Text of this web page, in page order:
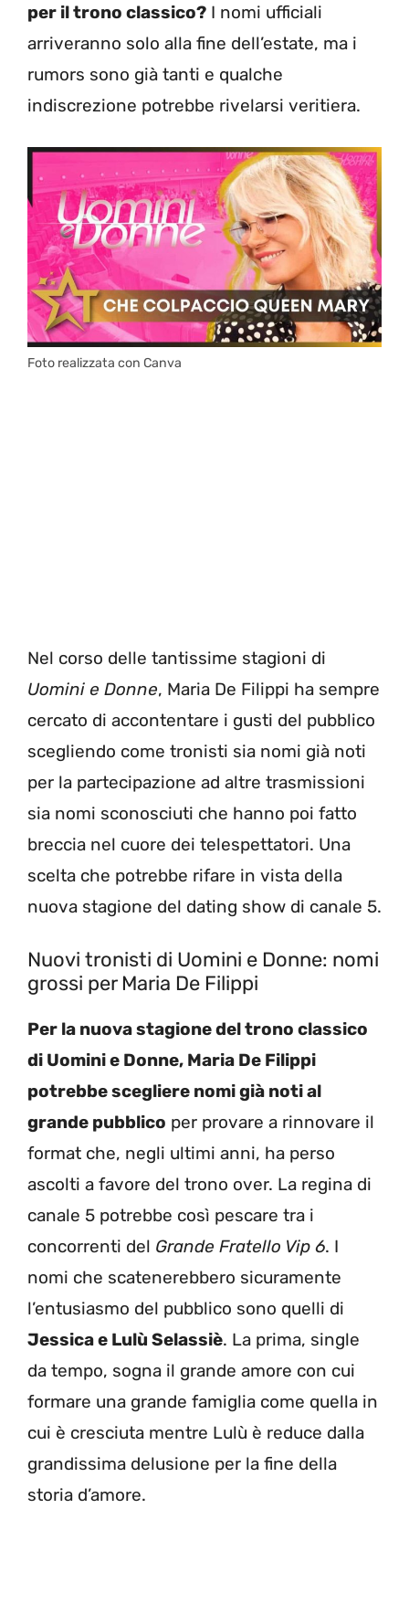
per il trono classico? I nomi ufficiali
arriveranno solo alla fine dell’estate, ma i
rumors sono già tanti e qualche
indiscrezione potrebbe rivelarsi veritiera.
Foto realizzata con Canva
Nel corso delle tantissime stagioni di
Uomini e Donne, Maria De Filippi ha sempre
cercato di accontentare i gusti del pubblico
scegliendo come tronisti sia nomi già noti
per la partecipazione ad altre trasmissioni
sia nomi sconosciuti che hanno poi fatto
breccia nel cuore dei telespettatori. Una
scelta che potrebbe rifare in vista della
nuova stagione del dating show di canale 5.
Nuovi tronisti di Uomini e Donne: nomi
grossi per Maria De Filippi
Per la nuova stagione del trono classico
di Uomini e Donne, Maria De Filippi
potrebbe scegliere nomi già noti al
grande pubblico per provare a rinnovare il
format che, negli ultimi anni, ha perso
ascolti a favore del trono over. La regina di
canale 5 potrebbe così pescare tra i
concorrenti del Grande Fratello Vip 6. I
nomi che scatenerebbero sicuramente
l’entusiasmo del pubblico sono quelli di
Jessica e Lulù Selassiè. La prima, single
da tempo, sogna il grande amore con cui
formare una grande famiglia come quella in
cui è cresciuta mentre Lulù è reduce dalla
grandissima delusione per la fine della
storia d’amore.